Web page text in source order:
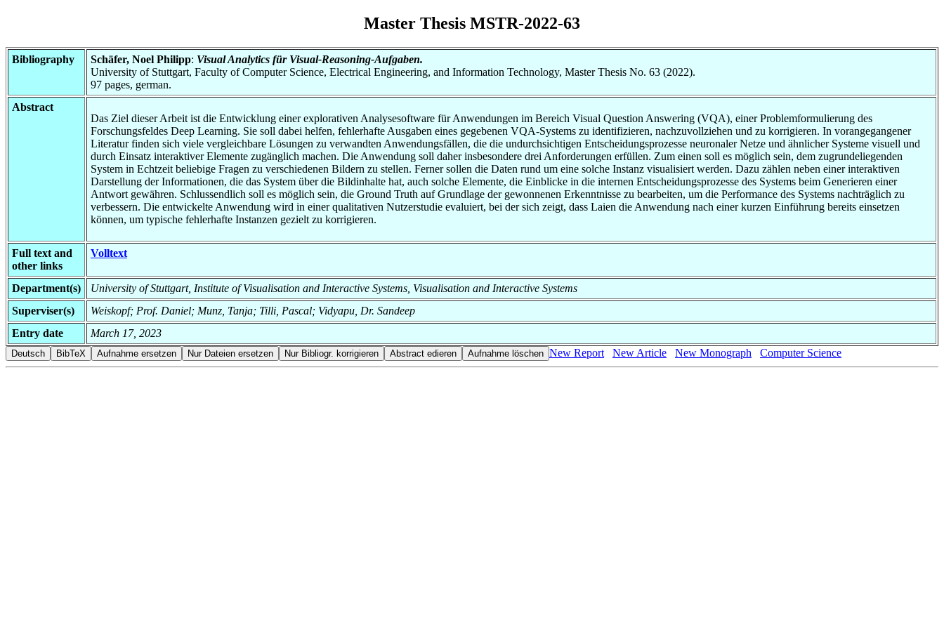
Master Thesis MSTR-2022-63
Bibliography Schäfer, Noel Philipp: Visual Analytics für Visual-Reasoning-Aufgaben.
University of Stuttgart, Faculty of Computer Science, Electrical Engineering, and Information Technology, Master Thesis No. 63 (2022).
97 pages, german.
Abstract
Das Ziel dieser Arbeit ist die Entwicklung einer explorativen Analysesoftware für Anwendungen im Bereich Visual Question Answering (VQA), einer Problemformulierung des
Forschungsfeldes Deep Learning. Sie soll dabei helfen, fehlerhafte Ausgaben eines gegebenen VQA-Systems zu identifizieren, nachzuvollziehen und zu korrigieren. In vorangegangener
Literatur finden sich viele vergleichbare Lösungen zu verwandten Anwendungsfällen, die die undurchsichtigen Entscheidungsprozesse neuronaler Netze und ähnlicher Systeme visuell und
durch Einsatz interaktiver Elemente zugänglich machen. Die Anwendung soll daher insbesondere drei Anforderungen erfüllen. Zum einen soll es möglich sein, dem zugrundeliegenden
System in Echtzeit beliebige Fragen zu verschiedenen Bildern zu stellen. Ferner sollen die Daten rund um eine solche Instanz visualisiert werden. Dazu zählen neben einer interaktiven
Darstellung der Informationen, die das System über die Bildinhalte hat, auch solche Elemente, die Einblicke in die internen Entscheidungsprozesse des Systems beim Generieren einer
Antwort gewähren. Schlussendlich soll es möglich sein, die Ground Truth auf Grundlage der gewonnenen Erkenntnisse zu bearbeiten, um die Performance des Systems nachträglich zu
verbessern. Die entwickelte Anwendung wird in einer qualitativen Nutzerstudie evaluiert, bei der sich zeigt, dass Laien die Anwendung nach einer kurzen Einführung bereits einsetzen
können, um typische fehlerhafte Instanzen gezielt zu korrigieren.
Full text and
other links
Volltext
Department(s)
University of Stuttgart, Institute of Visualisation and Interactive Systems, Visualisation and Interactive Systems
Superviser(s)
Weiskopf; Prof. Daniel; Munz, Tanja; Tilli, Pascal; Vidyapu, Dr. Sandeep
Entry date
March 17, 2023
New Report
New Article New Monograph Computer Science